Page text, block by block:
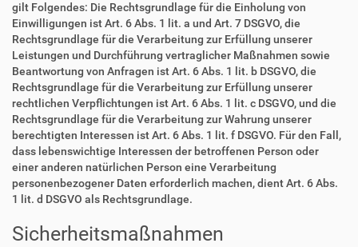
gilt Folgendes: Die Rechtsgrundlage für die Einholung von
Einwilligungen ist Art. 6 Abs. 1 lit. a und Art. 7 DSGVO, die
Rechtsgrundlage für die Verarbeitung zur Erfüllung unserer
Leistungen und Durchführung vertraglicher Maßnahmen sowie
Beantwortung von Anfragen ist Art. 6 Abs. 1 lit. b DSGVO, die
Rechtsgrundlage für die Verarbeitung zur Erfüllung unserer
rechtlichen Verpflichtungen ist Art. 6 Abs. 1 lit. c DSGVO, und die
Rechtsgrundlage für die Verarbeitung zur Wahrung unserer
berechtigten Interessen ist Art. 6 Abs. 1 lit. f DSGVO. Für den Fall,
dass lebenswichtige Interessen der betroffenen Person oder
einer anderen natürlichen Person eine Verarbeitung
personenbezogener Daten erforderlich machen, dient Art. 6 Abs.
1 lit. d DSGVO als Rechtsgrundlage.
Sicherheitsmaßnahmen